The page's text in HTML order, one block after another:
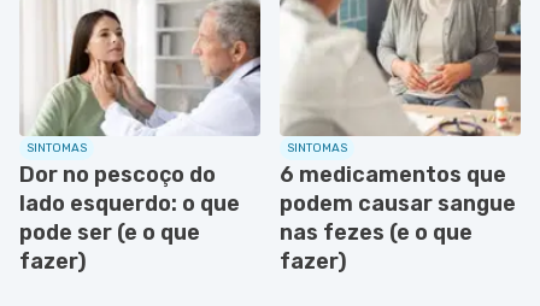
SINTOMAS
Dor no pescoço do
lado esquerdo: o que
pode ser (e o que
fazer)
SINTOMAS
6 medicamentos que
podem causar sangue
nas fezes (e o que
fazer)